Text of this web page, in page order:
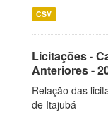
CSV
Licitações -
Anteriores -
Relação das
de Itajubá